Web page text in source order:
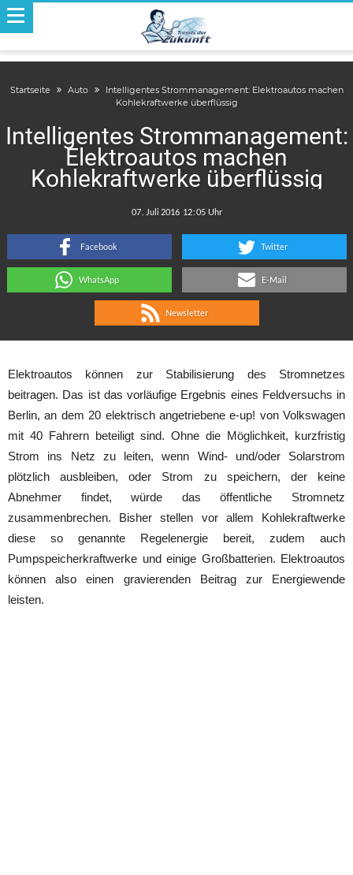
Startseite Auto
Intelligentes Strommanagement: Elektroautos machen
Kohlekraftwerke überflüssig
Intelligentes Strommanagement:
Elektroautos machen
Kohlekraftwerke überflüssig
:
Facebook Twitter
WhatsApp E-Mail
Newsletter
Elektroautos können zur Stabilisierung des Stromnetzes
beitragen. Das ist das vorläufige Ergebnis eines Feldversuchs in
Berlin, an dem 20 elektrisch angetriebene e-up! von Volkswagen
mit 40 Fahrern beteiligt sind. Ohne die Möglichkeit, kurzfristig
Strom ins Netz zu leiten, wenn Wind- und/oder Solarstrom
plötzlich ausbleiben, oder Strom zu speichern, der keine
Abnehmer findet, würde das öffentliche Stromnetz
zusammenbrechen. Bisher stellen vor allem Kohlekraftwerke
diese so genannte Regelenergie bereit, zudem auch
Pumpspeicherkraftwerke und einige Großbatterien. Elektroautos
können also einen gravierenden Beitrag zur Energiewende
leisten.